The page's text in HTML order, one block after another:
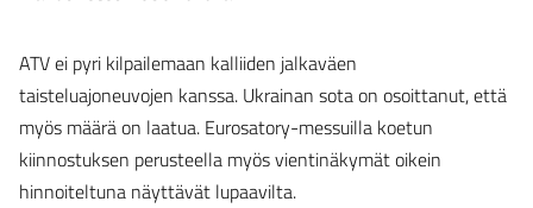
ATV ei pyri kilpailemaan kalliiden jalkaväen
taisteluajoneuvojen kanssa. Ukrainan sota on osoittanut, että
myös määrä on laatua. Eurosatory-messuilla koetun
kiinnostuksen perusteella myös vientinäkymät oikein
hinnoiteltuna näyttävät lupaavilta.